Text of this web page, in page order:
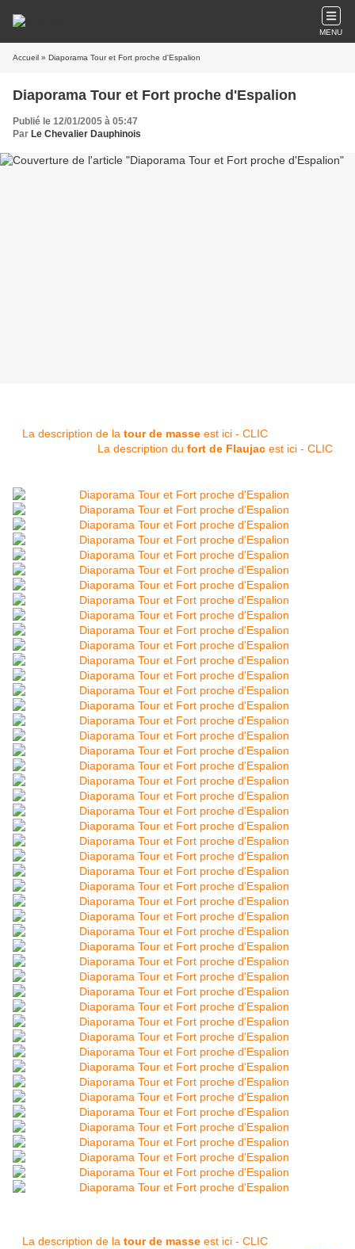
MENU
Accueil » Diaporama Tour et Fort proche d'Espalion
Diaporama Tour et Fort proche d'Espalion
Publié le 12/01/2005 à 05:47
Par Le Chevalier Dauphinois
La description de la tour de masse est ici - CLIC
La description du fort de Flaujac est ici - CLIC
La description de la tour de masse est ici - CLIC